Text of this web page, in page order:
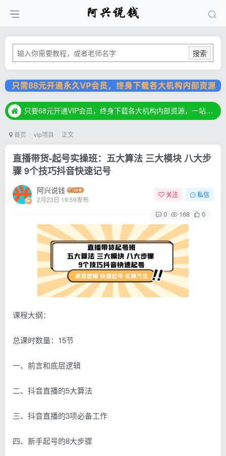
搜索
只要68元开通VIP会员，终身下载各大机构内部资源，一站式草根创业基地，最新最强网赚教程大全，小投入，大回报！
只要68元开通VIP会员，终身下载各大机构内部资源，一站式草根创业基地，最新最强网赚教程大全，小投入，大回报！
首页 vip项目 正文
直播带货-起号实操班：五大算法 三大模块 八大步
骤 9个技巧抖音快速记号
阿兴说钱
2月23日 19:59发布
关注 私信
0 168 0
课程大纲：
总课时数量：15节
一、前言和底层逻辑
二、抖音直播的5大算法
三、抖音直播的3项必备工作
四、新手起号的8大步骤